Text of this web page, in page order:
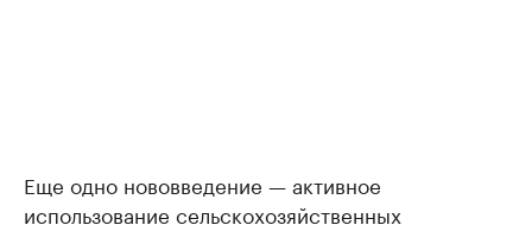
Еще одно нововведение — активное
использование сельскохозяйственных